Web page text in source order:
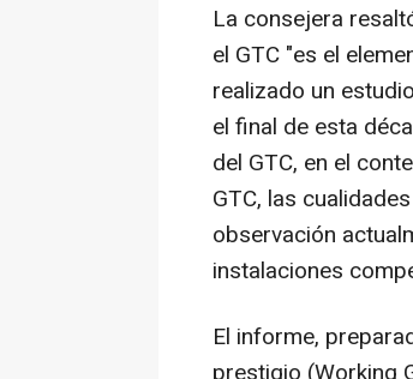
La consejera
el GTC "es el
realizado un
el final de esta
del GTC, en el
GTC, las
observación
instalaciones
El informe,